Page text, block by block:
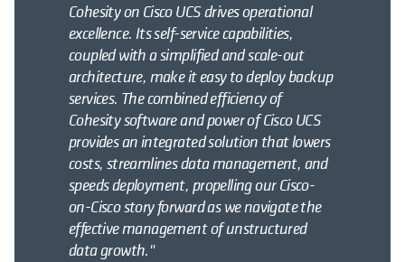
Cohesity on Cisco UCS drives operational
excellence. Its self-service capabilities,
coupled with a simplified and scale-out
architecture, make it easy to deploy backup
services. The combined efficiency of
Cohesity software and power of Cisco UCS
provides an integrated solution that lowers
costs, streamlines data management, and
speeds deployment, propelling our Cisco-
on-Cisco story forward as we navigate the
effective management of unstructured
data growth."